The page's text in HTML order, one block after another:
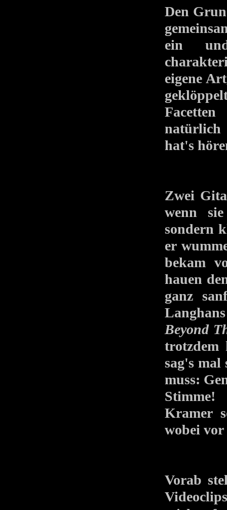
Den
ein
eigene
natürlich
hat's
Zwei
wenn
sondern
er
bekam
hauen
ganz
Beyond
trotzdem
sag's mal
muss:
Stimme!
Kramer
wobei
Vorab